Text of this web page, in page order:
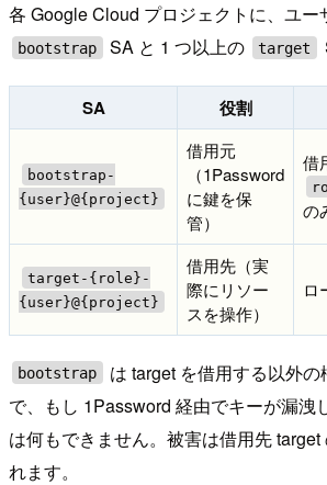
各 Google Cloud プロジェクトに、ユー
bootstrap SA と 1 つ以上の target
SA 役割
bootstrap-
{user}@{project}
借用元
（1Password
に鍵を保
管）
借
の
target-{role}-
{user}@{project}
借用先（実
際にリソー
スを操作）
ロ
bootstrap
は target を借用する以外
で、もし 1Password 経由でキーが漏洩
は何もできません。被害は借用先 target
れます。